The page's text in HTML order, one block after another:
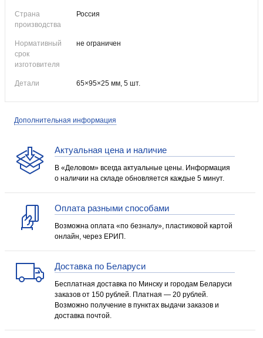
Страна
производства
Россия
Нормативный
срок
изготовителя
не ограничен
Детали 65×95×25 мм, 5 шт.
Дополнительная информация
Актуальная цена и наличие
В «Деловом» всегда актуальные цены. Информация
о наличии на складе обновляется каждые 5 минут.
Оплата разными способами
Возможна оплата «по безналу», пластиковой картой
онлайн, через ЕРИП.
Доставка по Беларуси
Бесплатная доставка по Минску и городам Беларуси
заказов от 150 рублей. Платная — 20 рублей.
Возможно получение в пунктах выдачи заказов и
доставка почтой.